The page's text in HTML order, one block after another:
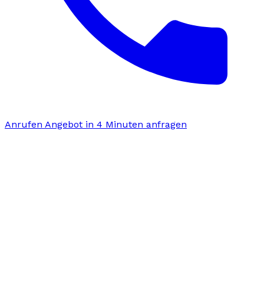
Anrufen Angebot in 4 Minuten anfragen